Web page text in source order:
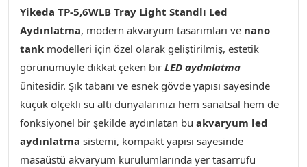
Yikeda TP-5,6WLB Tray Light Standlı Led
Aydınlatma, modern akvaryum tasarımları ve nano
tank modelleri için özel olarak geliştirilmiş, estetik
görünümüyle dikkat çeken bir LED aydınlatma
ünitesidir. Şık tabanı ve esnek gövde yapısı sayesinde
küçük ölçekli su altı dünyalarınızı hem sanatsal hem de
fonksiyonel bir şekilde aydınlatan bu akvaryum led
aydınlatma sistemi, kompakt yapısı sayesinde
masaüstü akvaryum kurulumlarında yer tasarrufu